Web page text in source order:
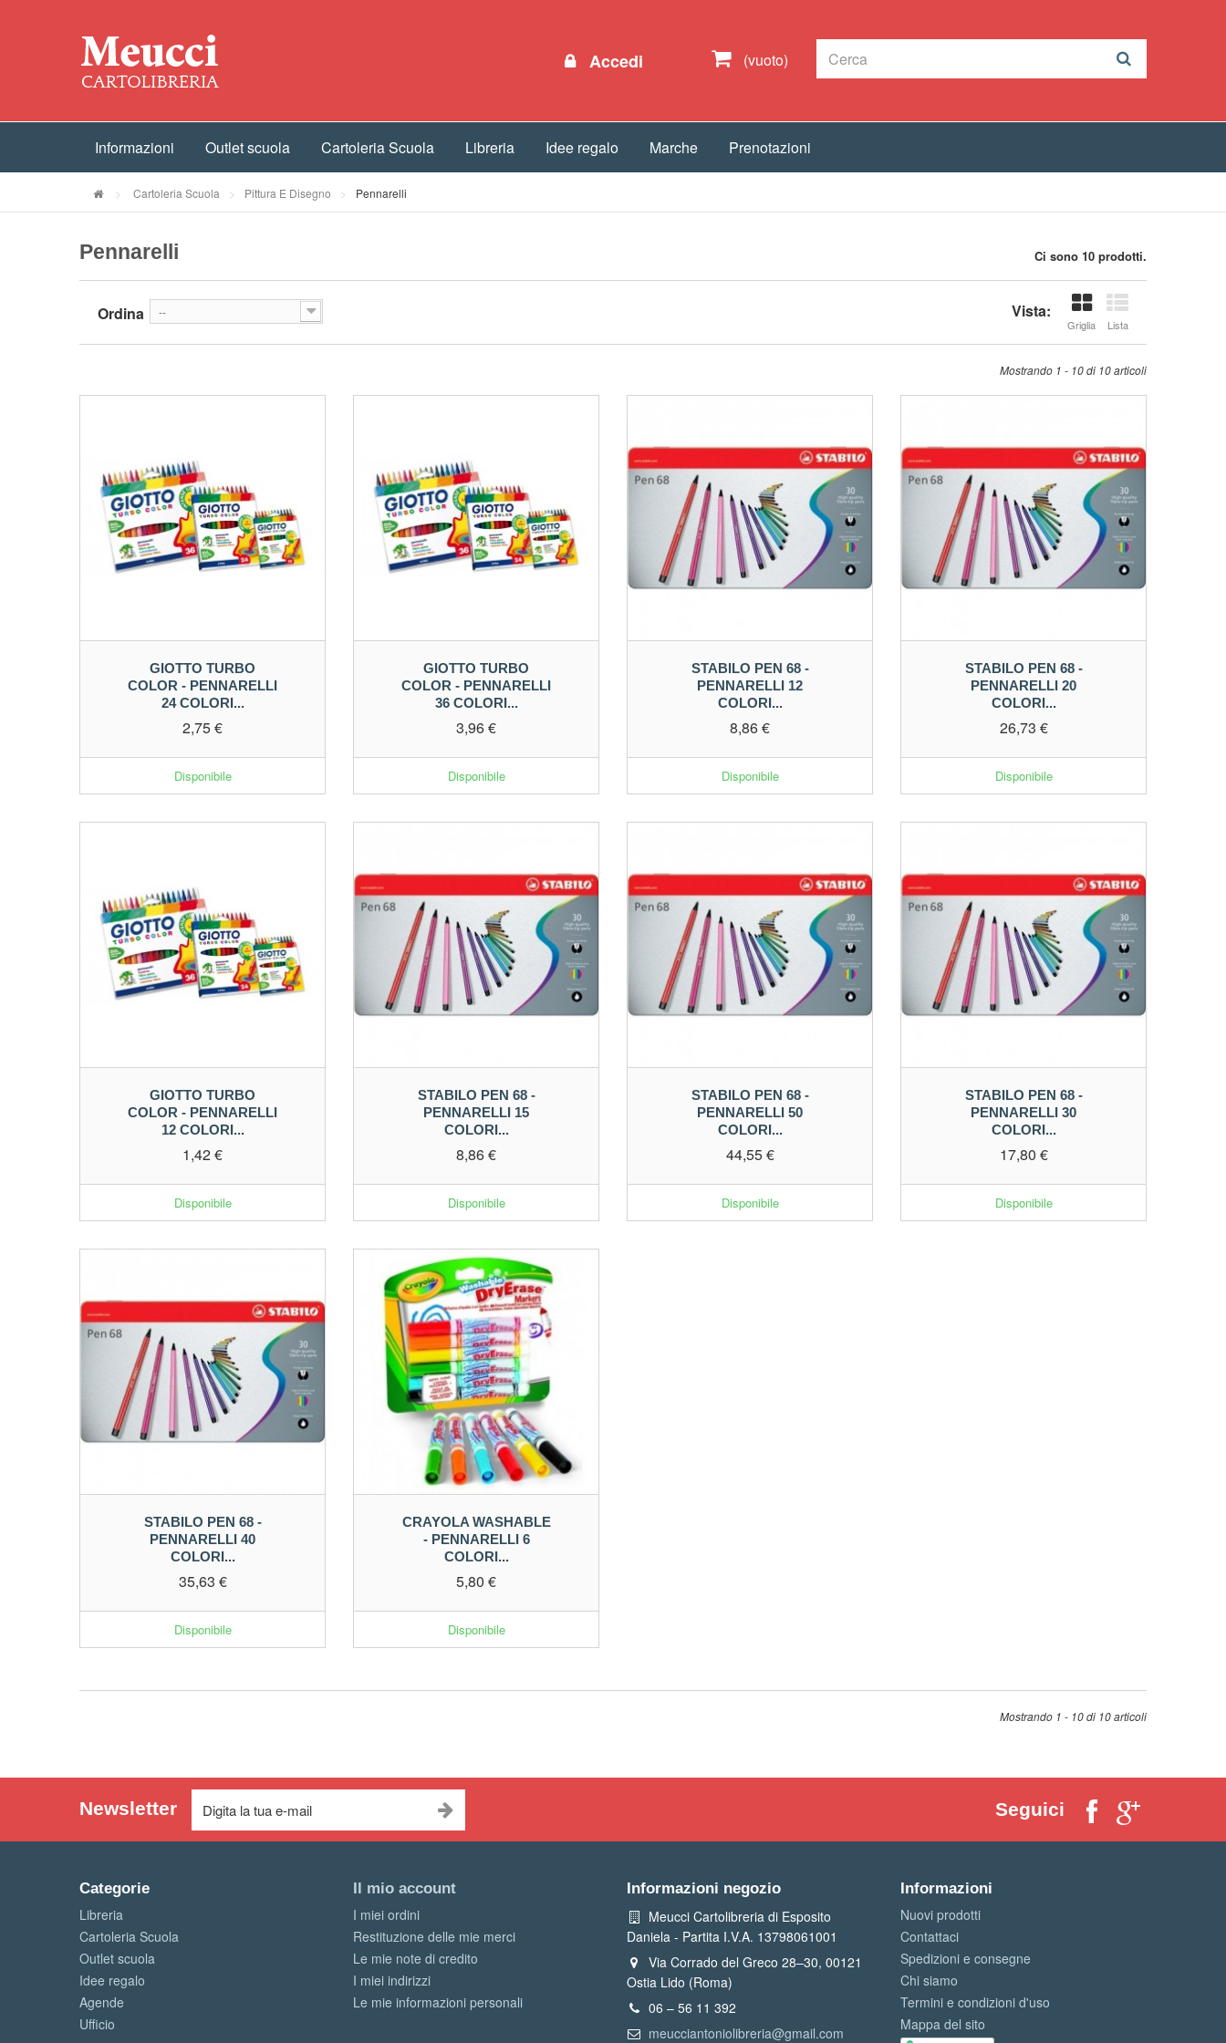
Accedi (vuoto)
Informazioni Outlet scuola Cartoleria Scuola Libreria Idee regalo Marche Prenotazioni
> Cartoleria Scuola > Pittura E Disegno > Pennarelli
Pennarelli Ci sono 10 prodotti.
Vista:
Griglia Lista
Ordina --
Mostrando 1 - 10 di 10 articoli
GIOTTO TURBO
COLOR - PENNARELLI
24 COLORI...
2,75 €
Disponibile
GIOTTO TURBO
COLOR - PENNARELLI
36 COLORI...
3,96 €
Disponibile
STABILO PEN 68 -
PENNARELLI 12
COLORI...
8,86 €
Disponibile
STABILO PEN 68 -
PENNARELLI 20
COLORI...
26,73 €
Disponibile
GIOTTO TURBO
COLOR - PENNARELLI
12 COLORI...
1,42 €
Disponibile
STABILO PEN 68 -
PENNARELLI 15
COLORI...
8,86 €
Disponibile
STABILO PEN 68 -
PENNARELLI 50
COLORI...
44,55 €
Disponibile
STABILO PEN 68 -
PENNARELLI 30
COLORI...
17,80 €
Disponibile
STABILO PEN 68 -
PENNARELLI 40
COLORI...
35,63 €
Disponibile
CRAYOLA WASHABLE
- PENNARELLI 6
COLORI...
5,80 €
Disponibile
Mostrando 1 - 10 di 10 articoli
Newsletter Seguici
Categorie
Libreria
Cartoleria Scuola
Outlet scuola
Idee regalo
Agende
Ufficio
Il mio account
I miei ordini
Restituzione delle mie merci
Le mie note di credito
I miei indirizzi
Le mie informazioni personali
Informazioni negozio
Meucci Cartolibreria di Esposito
Daniela - Partita I.V.A. 13798061001
Via Corrado del Greco 28–30, 00121
Ostia Lido (Roma)
06 – 56 11 392
meucciantoniolibreria@gmail.com
Informazioni
Nuovi prodotti
Contattaci
Spedizioni e consegne
Chi siamo
Termini e condizioni d'uso
Mappa del sito